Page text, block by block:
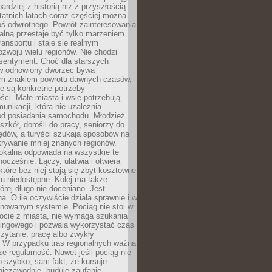
z historią niż z przyszłością.
latach coraz częściej można
odwrotnego. Powrót zainteresowania
przestaje być tylko marzeniem
i staje się realnym
wielu regionów. Nie chodzi
Choć dla starszych
odnowiony dworzec bywa
znakiem powrotu dawnych czasów,
są konkretne potrzeby
Małe miasta i wsie potrzebują
która nie uzależnia
posiadania samochodu. Młodzież
dorośli do pracy, seniorzy do
a turyści szukają sposobów na
mniej znanych regionów.
odpowiada na wszystkie te
Łączy, ułatwia i otwiera
bez niej stają się zbyt kosztowne
niedostępne. Kolej ma także
długo nie doceniano. Jest
O ile oczywiście działa sprawnie i w
systemie. Pociąg nie stoi w
z miasta, nie wymaga szukania
i pozwala wykorzystać czas
pracę albo zwykły
przypadku tras regionalnych ważna
regularność. Nawet jeśli pociąg nie
szybko, sam fakt, że kursuje